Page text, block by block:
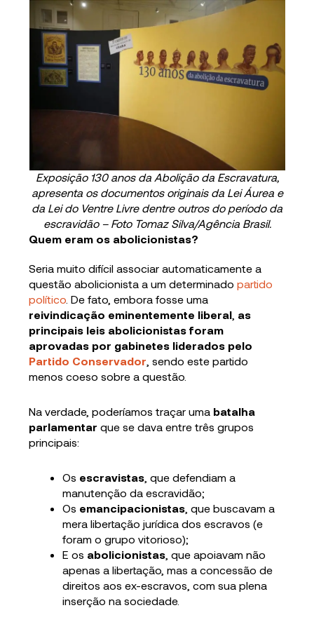
Exposição 130 anos da Abolição da Escravatura,
apresenta os documentos originais da Lei Áurea e
da Lei do Ventre Livre dentre outros do período da
escravidão – Foto Tomaz Silva/Agência Brasil.
Quem eram os abolicionistas?
Seria muito difícil associar automaticamente a
questão abolicionista a um determinadopartido
político . De fato, embora fosse uma
reivindicação eminentemente liberal as
principais leis abolicionistas foram
aprovadas por gabinetes liderados pelo
Partido Conservador , sendo este partido
menos coeso sobre a questão.
Na verdade, poderíamos traçar uma batalha
parlamentar que se dava entre três grupos
principais:
Os escravistas , que defendiam a
manutenção da escravidão;
Os emancipacionistas , que buscavam a
mera libertação jurídica dos escravos (e
foram o grupo vitorioso);
E os abolicionistas , que apoiavam não
apenas a libertação, mas a concessão de
direitos aos ex-escravos, com sua plena
inserção na sociedade.